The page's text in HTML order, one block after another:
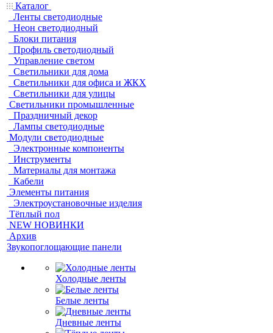
Каталог
Ленты светодиодные
Неон светодиодный
Блоки питания
Профиль светодиодный
Управление светом
Светильники для дома
Светильники для офиса и ЖКХ
Светильники для улицы
Светильники промышленные
Праздничный декор
Лампы светодиодные
Модули светодиодные
Электронные компоненты
Инструменты
Материалы для монтажа
Кабели
Элементы питания
Электроустановочные изделия
Тёплый пол
NEW НОВИНКИ
Архив
Звукопоглощающие панели
Холодные ленты
Белые ленты
Дневные ленты